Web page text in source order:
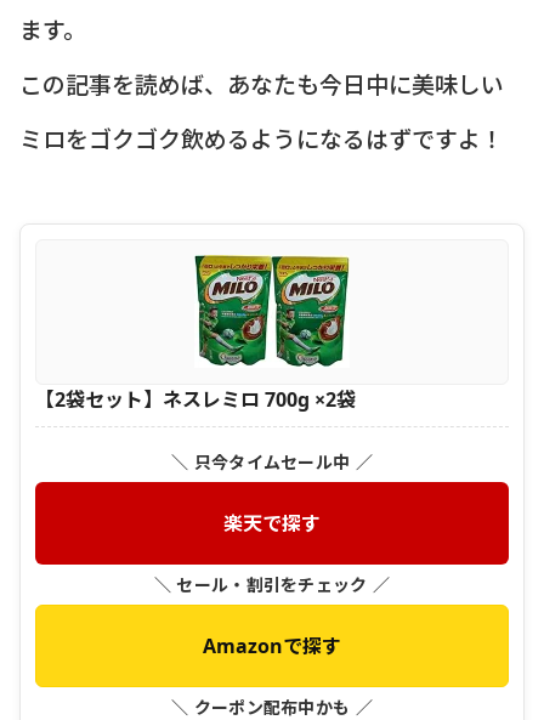
ます。
この記事を読めば、あなたも今日中に美味しい
ミロをゴクゴク飲めるようになるはずですよ！
【2袋セット】ネスレミロ 700g ×2袋
＼ 只今タイムセール中 ／
楽天で探す
＼ セール・割引をチェック ／
Amazonで探す
＼ クーポン配布中かも ／